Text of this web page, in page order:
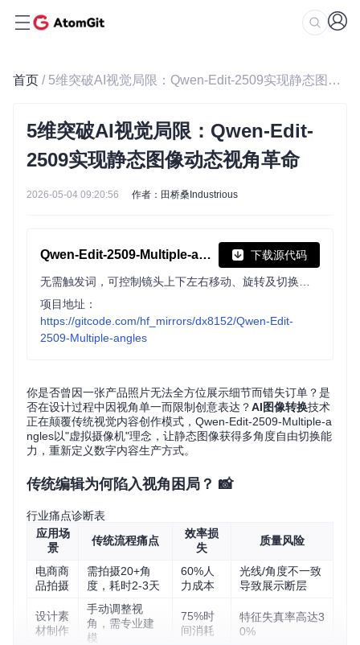
首页 / 5维突破AI视觉局限：Qwen-Edit-2509实现静态图像动态视角革命
5维突破AI视觉局限：Qwen-Edit-
2509实现静态图像动态视角革命
2026-05-04 09:20:56 作者：田桥桑Industrious
Qwen-Edit-2509-Multiple-angles 下载源代码
项目地址：
https://gitcode.com/hf_mirrors/dx8152/Qwen-Edit-
2509-Multiple-angles
你是否曾因一张产品照片无法全方位展示细节而错失订单？是
否在设计过程中因视角单一而限制创意表达？AI图像转换技术
正在颠覆传统视觉内容创作模式，Qwen-Edit-2509-Multiple-a
ngles以"虚拟摄像机"理念，让静态图像获得多角度自由切换能
力，重新定义数字内容生产方式。
传统编辑为何陷入视角困局？ 📸
行业痛点诊断表
应用场
景
传统流程痛点
效率损
失
质量风险
电商商
品拍摄
需拍摄20+角
度，耗时2-3天
60%人
力成本
光线/角度不一致
导致展示断层
设计素
材制作
手动调整视
角，需专业建
模
75%时
间消耗
特征失真率高达3
0%